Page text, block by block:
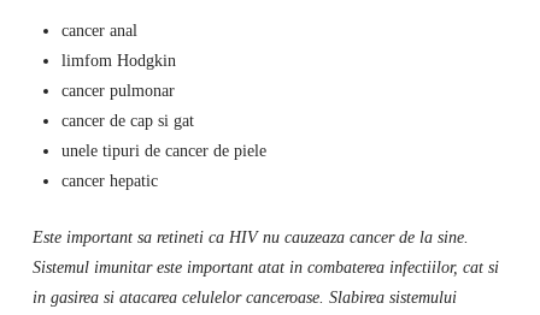
cancer anal
limfom Hodgkin
cancer pulmonar
cancer de cap si gat
unele tipuri de cancer de piele
cancer hepatic
Este important sa retineti ca HIV nu cauzeaza cancer de la sine.
Sistemul imunitar este important atat in ​​combaterea infectiilor, cat si
in gasirea si atacarea celulelor canceroase. Slabirea sistemului